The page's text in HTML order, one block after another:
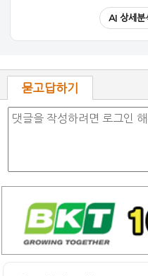
AI 상세분
묻고답하기